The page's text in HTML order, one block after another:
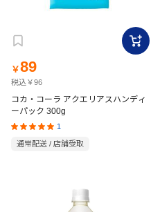
￥89
税込￥96
コカ・コーラ アクエリアスハンディ
ーパック 300g
1
通常配送 / 店舗受取